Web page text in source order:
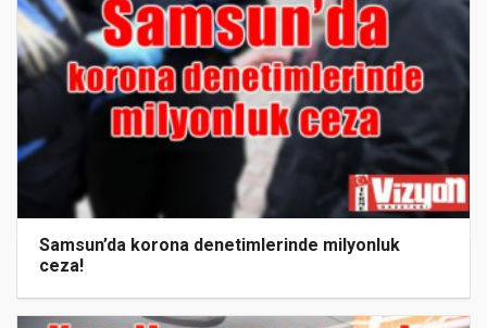
Samsun’da korona denetimlerinde milyonluk
ceza!